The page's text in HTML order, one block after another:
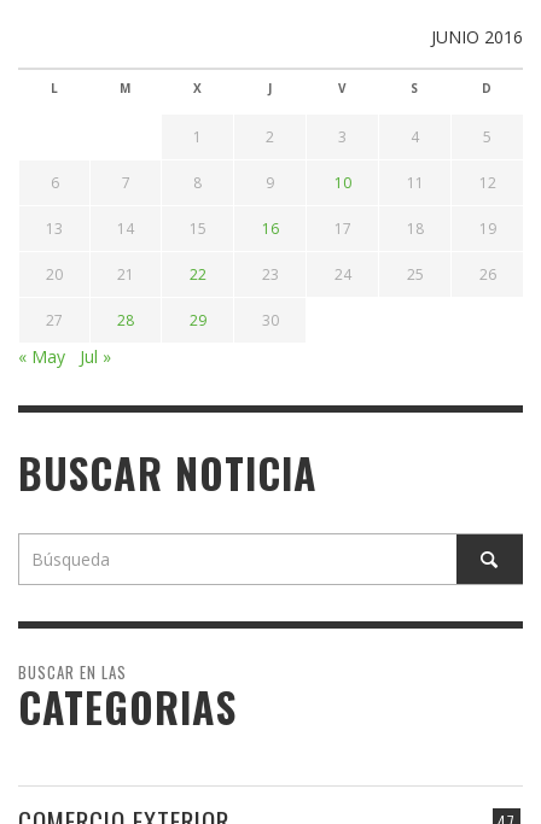
JUNIO 2016
L M X J V S D
1 2 3 4 5
6 7 8 9 10 11 12
13 14 15 16 17 18 19
20 21 22 23 24 25 26
27 28 29 30
« May Jul »
BUSCAR NOTICIA
BUSCAR EN LAS
CATEGORIAS